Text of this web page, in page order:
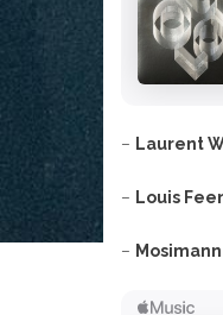
– Laurent
– Louis
– Mosimann